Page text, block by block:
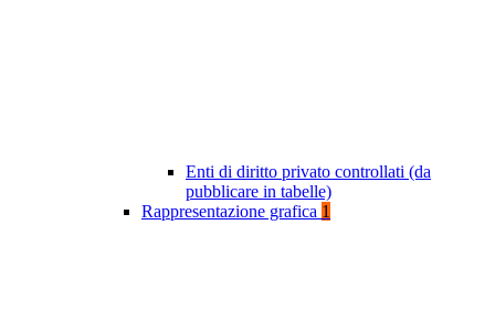
Enti di diritto privato controllati (da
pubblicare in tabelle)
Rappresentazione grafica 1